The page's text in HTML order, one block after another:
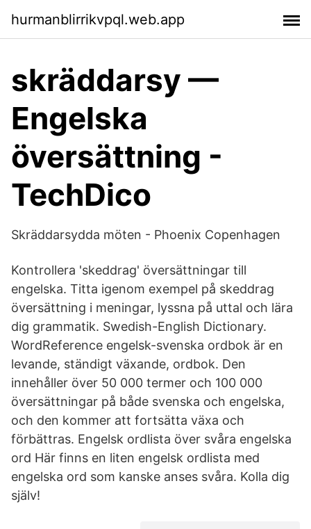
hurmanblirrikvpql.web.app
skräddarsy —
Engelska
översättning -
TechDico
Skräddarsydda möten - Phoenix Copenhagen
Kontrollera 'skeddrag' översättningar till
engelska. Titta igenom exempel på skeddrag
översättning i meningar, lyssna på uttal och lära
dig grammatik. Swedish-English Dictionary.
WordReference engelsk-svenska ordbok är en
levande, ständigt växande, ordbok. Den
innehåller över 50 000 termer och 100 000
översättningar på både svenska och engelska,
och den kommer att fortsätta växa och
förbättras. Engelsk ordlista över svåra engelska
ord Här finns en liten engelsk ordlista med
engelska ord som kanske anses svåra. Kolla dig
själv!